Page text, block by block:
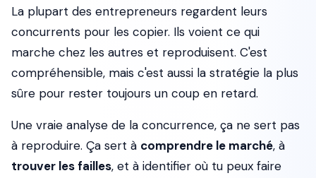
La plupart des entrepreneurs regardent leurs
concurrents pour les copier. Ils voient ce qui
marche chez les autres et reproduisent. C'est
compréhensible, mais c'est aussi la stratégie la plus
sûre pour rester toujours un coup en retard.
Une vraie analyse de la concurrence, ça ne sert pas
à reproduire. Ça sert à comprendre le marché, à
trouver les failles, et à identifier où tu peux faire